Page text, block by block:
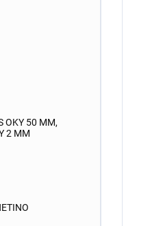
OKY 50 MM,
2 MM